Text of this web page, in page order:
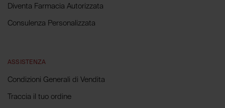
Diventa Farmacia Autorizzata
Consulenza Personalizzata
ASSISTENZA
Condizioni Generali di Vendita
Traccia il tuo ordine